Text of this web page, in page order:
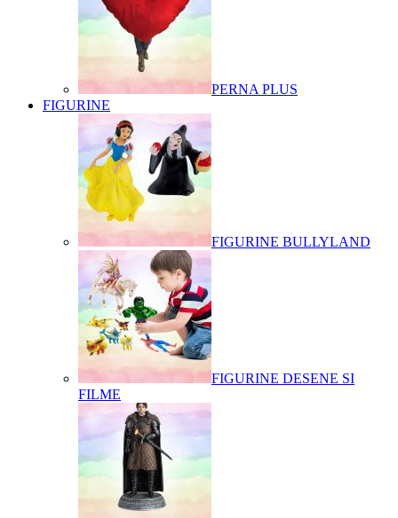
PERNA PLUS
FIGURINE
FIGURINE BULLYLAND
FIGURINE DESENE SI
FILME